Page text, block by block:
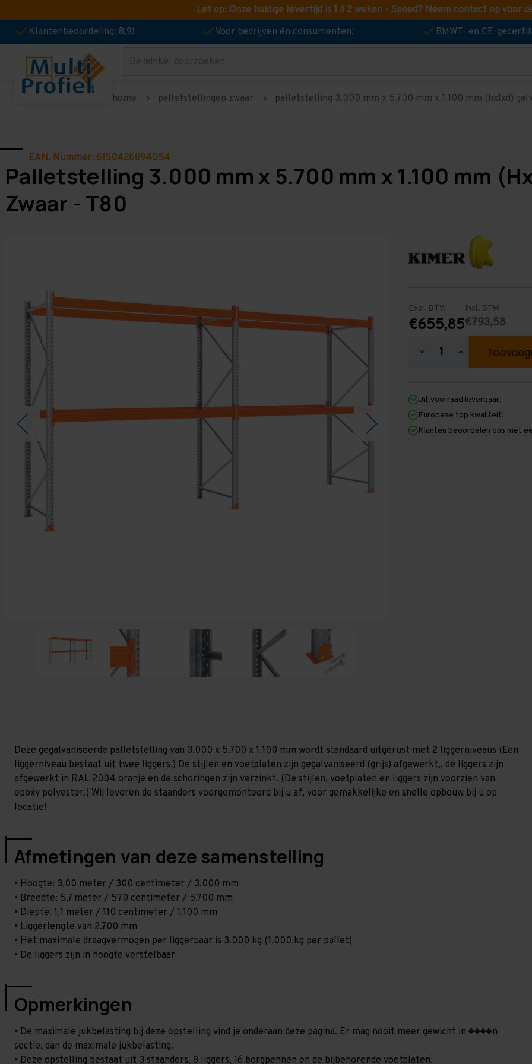
Let op: Onze huidige levertijd is 1 á 2 weken - Spoed? Neem contact op voor
Klantenbeoordeling: 8,9!
Voor bedrijven én consumenten! BMWT- en CE-
Zoeken
home palletstellingen zwaar palletstelling 3.000 mm x 5.700 mm x 1.100 mm (hxlxd)
EAN. Nummer: 6150426094054
Palletstelling 3.000 mm x 5.700 mm x 1.100 mm
Zwaar - T80
Excl. BTW
€655,85
Incl. BTW
€793,58
Hoeveelheid
3.000
mm
x
5.700
mm
Hoeveelheid
verhogen
3.000
mm
x
5.700
mm
Uit voorraad leverbaar!
Europese top kwaliteit!
Klanten beoordelen ons met
Deze gegalvaniseerde palletstelling van 3.000 x 5.700 x 1.100 mm wordt standaard uitgerust met 2 liggerniveaus (Een
liggerniveau bestaat uit twee liggers.) De stijlen en voetplaten zijn gegalvaniseerd (grijs) afgewerkt,, de liggers zijn
afgewerkt in RAL 2004 oranje en de schoringen zijn verzinkt. (De stijlen, voetplaten en liggers zijn voorzien van
epoxy polyester.) Wij leveren de staanders voorgemonteerd bij u af, voor gemakkelijke en snelle opbouw bij u op
locatie!
Afmetingen van deze samenstelling
• Hoogte: 3,00 meter / 300 centimeter / 3.000 mm
• Breedte: 5,7 meter / 570 centimeter / 5.700 mm
• Diepte: 1,1 meter / 110 centimeter / 1.100 mm
• Liggerlengte van 2.700 mm
• Het maximale draagvermogen per liggerpaar is 3.000 kg (1.000 kg per pallet)
• De liggers zijn in hoogte verstelbaar
Opmerkingen
• De maximale jukbelasting bij deze opstelling vind je onderaan deze pagina. Er mag nooit meer gewicht in ����n
sectie, dan de maximale jukbelasting.
• Deze opstelling bestaat uit 3 staanders, 8 liggers, 16 borgpennen en de bijbehorende voetplaten.